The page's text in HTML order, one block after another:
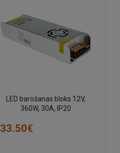
LED barošanas bloks 12V,
360W, 30A, IP20
33.50€